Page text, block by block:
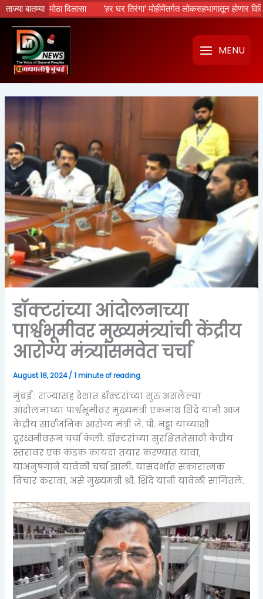
ताज्या बातम्या
मोठा दिलासा ’हर घर तिरंगा’ मोहीमेंतर्गत लोकसहभागातून होणार विविध
Skip
to
content
MENU
डॉक्टरांच्या आंदोलनाच्या
पार्श्वभूमीवर मुख्यमंत्र्यांची केंद्रीय
आरोग्य मंत्र्यांसमवेत चर्चा
August 18, 2024/1 minute of reading
मुंबई : राज्यासह देशात डॉक्टरांच्या सुरु असलेल्या
आंदोलनाच्या पार्श्वभूमीवर मुख्यमंत्री एकनाथ शिंदे यांनी आज
केंद्रीय सार्वजनिक आरोग्य मंत्री जे. पी. नड्डा यांच्याशी
दूरध्वनीवरून चर्चा केली. डॉक्टरांच्या सुरक्षिततेसाठी केंद्रीय
स्तरावर एक कडक कायदा तयार करण्यात यावा,
याअनुषंगाने यावेळी चर्चा झाली. यासंदर्भात सकारात्मक
विचार करावा, असे मुख्यमंत्री श्री. शिंदे यांनी यावेळी सांगितले.